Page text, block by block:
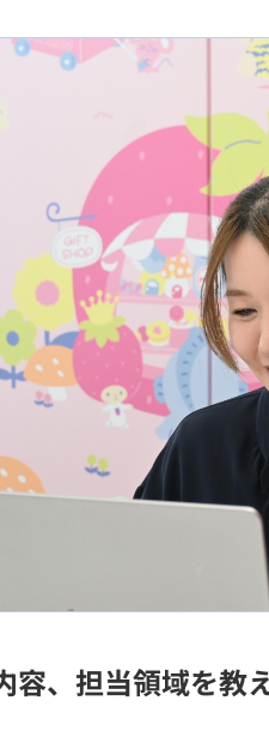
容、担当領域を教